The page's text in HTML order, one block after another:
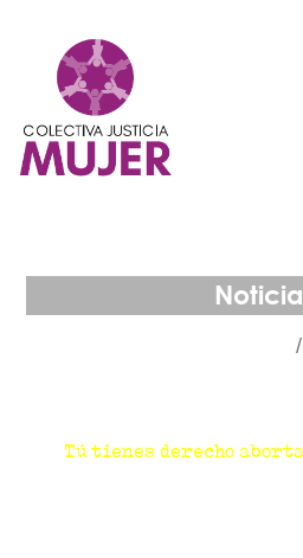
Tú tienes derecho